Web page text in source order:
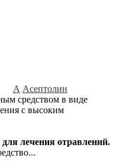
А Асептолин
средством в виде
с высоким
лечения отравлений.